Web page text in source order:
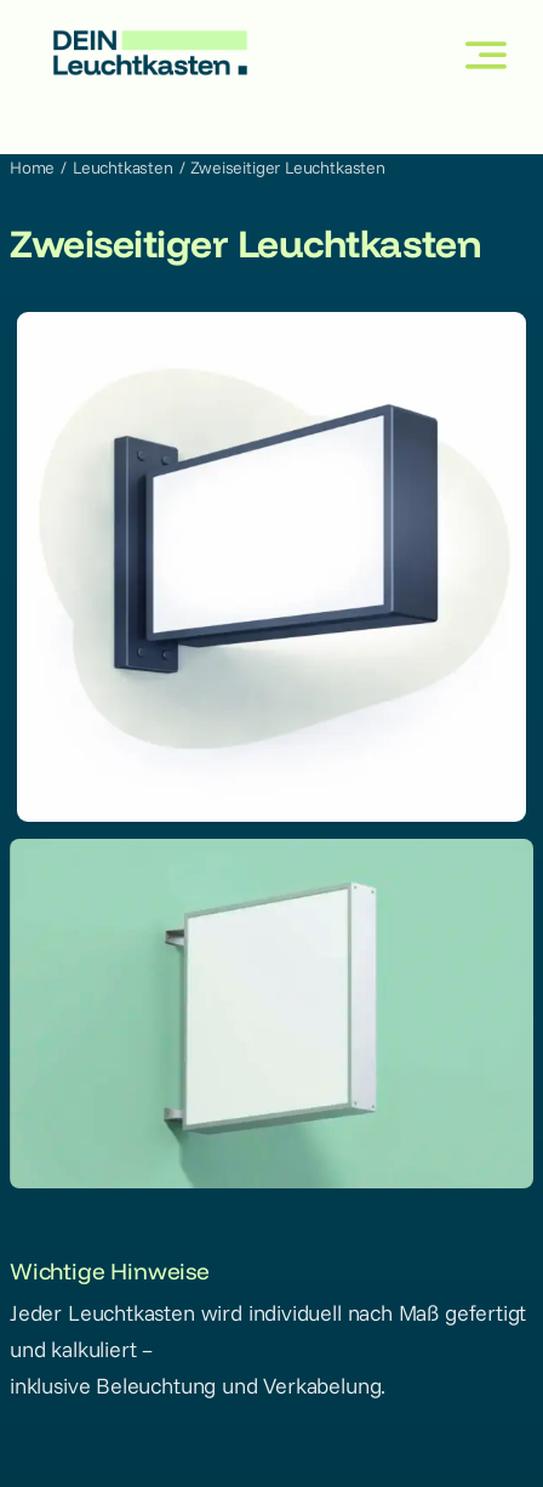
Home Leuchtkasten Zweiseitiger Leuchtkasten
Zweiseitiger Leuchtkasten
Wichtige Hinweise
Jeder Leuchtkasten wird individuell nach Maß gefertigt
und kalkuliert –
inklusive Beleuchtung und Verkabelung.